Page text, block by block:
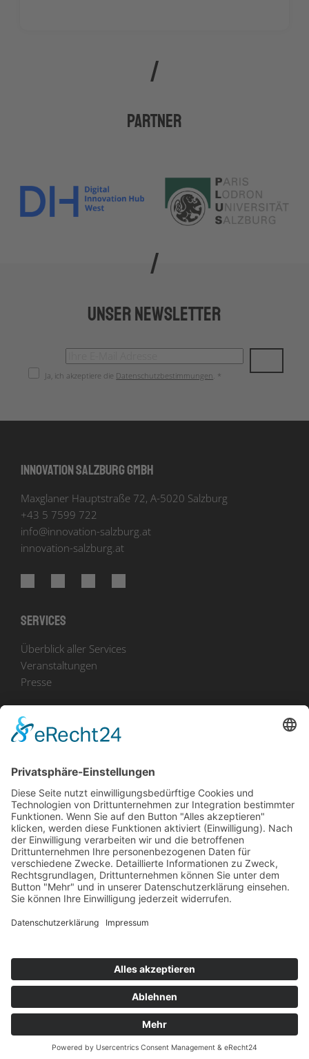
Partner
Unser Newsletter
Ja, ich akzeptiere die Datenschutzbestimmungen. *
Innovation Salzburg GmbH
Maxglaner Hauptstraße 72, A-5020 Salzburg
+43 5 7599 722
info@innovation-salzburg.at
innovation-salzburg.at
Services
Überblick aller Services
Veranstaltungen
Presse
Bekanntmachungen
Zu uns
Unser Team
Arbeiten bei Innovation Salzburg
Anfahrt
Die Innovation Salzburg GmbH ist ein Unternehmen von
Salzburg und Industriellenvereinigung Salzburg.
Datenschutzerklärung
© 2026 Innovation Salzburg